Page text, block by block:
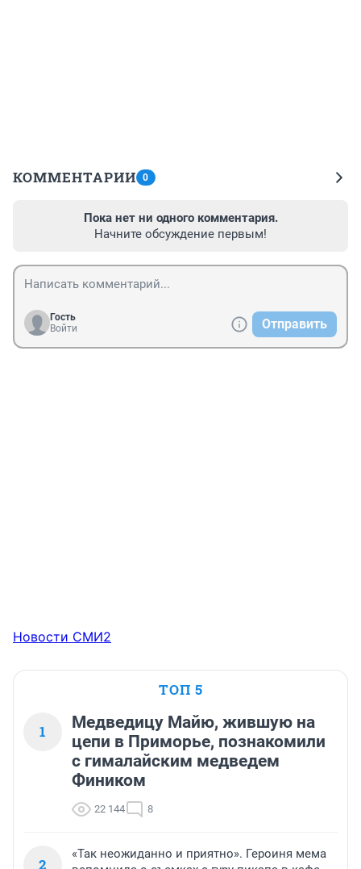
КОММЕНТАРИИ 0
Пока нет ни одного комментария.
Начните обсуждение первым!
Гость
Войти
Отправить
Новости СМИ2
ТОП 5
1
Медведицу Майю, жившую на
цепи в Приморье, познакомили
с гималайским медведем
Фиником
22 144 8
2
«Так неожиданно и приятно». Героиня мема